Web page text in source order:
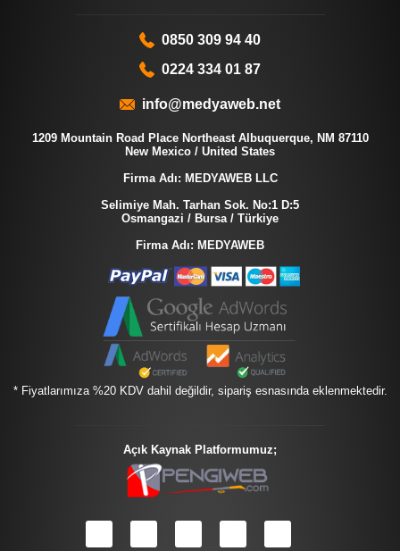
0850 309 94 40
0224 334 01 87
info@medyaweb.net
1209 Mountain Road Place Northeast Albuquerque, NM 87110
New Mexico / United States
Firma Adı: MEDYAWEB LLC
Selimiye Mah. Tarhan Sok. No:1 D:5
Osmangazi / Bursa / Türkiye
Firma Adı: MEDYAWEB
* Fiyatlarımıza %20 KDV dahil değildir, sipariş esnasında eklenmektedir.
Açık Kaynak Platformumuz;